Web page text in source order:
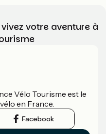
vivez votre aventure à
Vélo Tourisme est le
en France.
Facebook